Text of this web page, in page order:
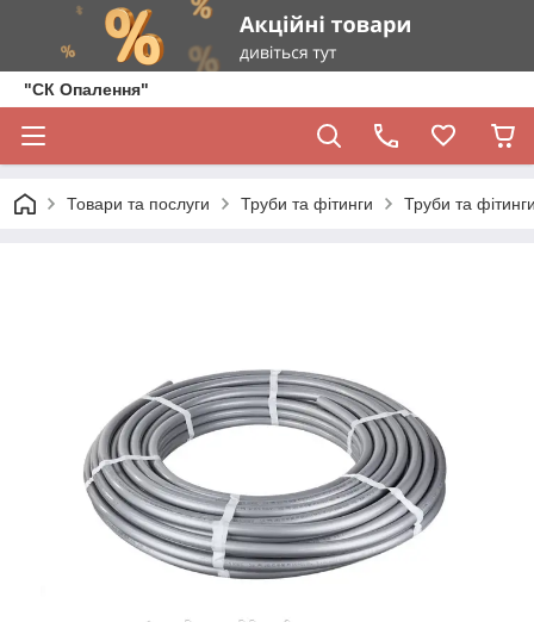
"СК Опалення"
Товари та послуги Труби та фітинги Труби та